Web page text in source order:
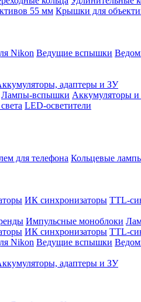
55 мм Крышки для
Nikon Ведущие вспышки
адаптеры и ЗУ
Лампы-вспышки Аккумуляторы и
LED-осветители
для телефона Кольцевые
ИК синхронизаторы TTL-
Импульсные моноблоки
ИК синхронизаторы TTL-
Nikon Ведущие вспышки
адаптеры и ЗУ